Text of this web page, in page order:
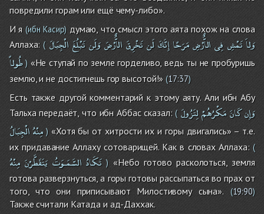
повредили горам или ещё чему-либо».
И я (ибн Касир) думаю, что смысл этого аята похож на слова
Аллаха: ( وَلاَتَمْشِ فِىالاٌّرْضِمَرَحًاإِنَّكَلَنتَخْرِقَالاٌّرْضَوَلَنتَبْلُغَالْجِبَالَ
طُولاً) «Не ступай по земле горделиво, ведь ты не пробуришь
землю, и не достигнешь гор высотой!» (17:37)
Есть также другой комментарий к этому аяту. Али ибн Абу
Тальха передаёт, что ибн Аббас сказал:( وَإِنكَانَمَكْرُهُمْلِتَزُولَ
مِنْهُالْجِبَالُ ) «Хотя бы от хитрости их и горы двигались» – т.е.
их придавание Аллаху сотоварищей. Как в словах Аллаха:(
تَكَادُ السَّمَـوَتُ يَتَفَطَّرْنَ مِنْهُ ) «Небо готово расколоться, земля
готова разверзнуться, а горы готовы рассыпаться во прах от
того, что они приписывают Милостивому сына». (19:90)
Также считали Катада и ад-Даххак.